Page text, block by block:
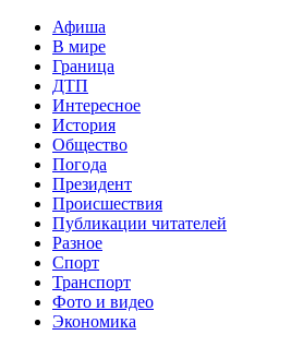
Афиша
В мире
Граница
ДТП
Интересное
История
Общество
Погода
Президент
Происшествия
Публикации читателей
Разное
Спорт
Транспорт
Фото и видео
Экономика